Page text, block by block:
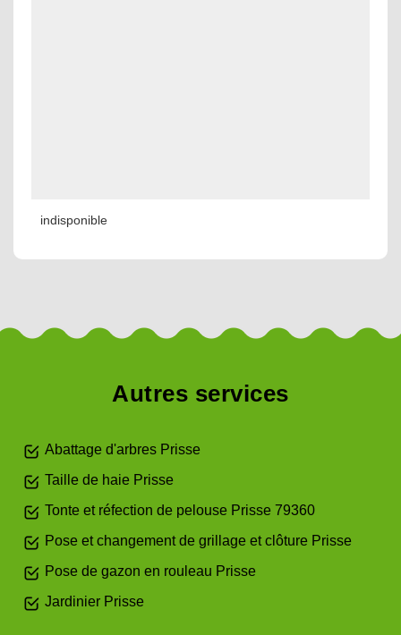
indisponible
Autres services
Abattage d'arbres Prisse
Taille de haie Prisse
Tonte et réfection de pelouse Prisse 79360
Pose et changement de grillage et clôture Prisse
Pose de gazon en rouleau Prisse
Jardinier Prisse